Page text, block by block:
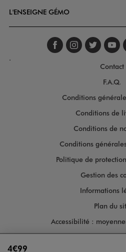
4€99
L'ENSEIGNE GÉMO
Suivez-
.
Contact
F.A.Q.
Conditions
Conditions de
Conditions de
Conditions
Politique de
Gestion des
Informations
Plan du
Accessibilité :